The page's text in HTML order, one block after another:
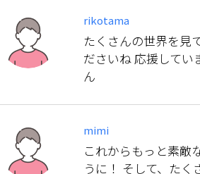
rikotama
たくさんの世界を見
ださいね 応援してい
ん
mimi
これからもっと素敵
うに！ そして、た